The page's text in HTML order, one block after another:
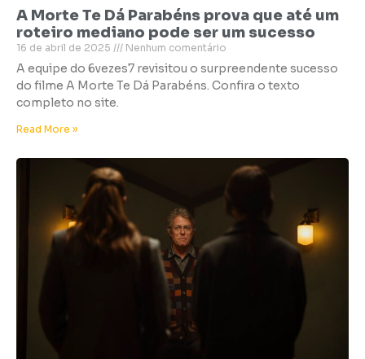
A Morte Te Dá Parabéns prova que até um
roteiro mediano pode ser um sucesso
16 de abril de 2025 Nenhum comentário
A equipe do 6vezes7 revisitou o surpreendente sucesso
do filme A Morte Te Dá Parabéns. Confira o texto
completo no site.
Read More »